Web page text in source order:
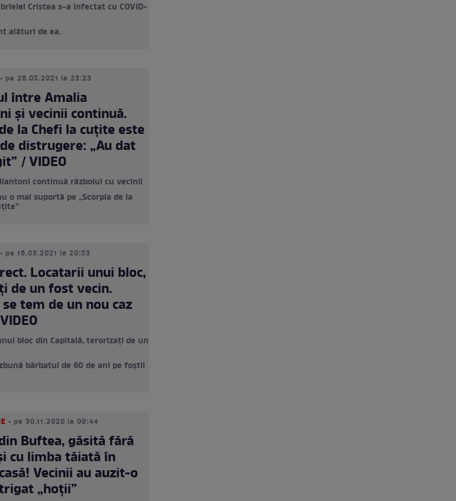
Cristea s-a infectat cu COVID-
alături de ea.
• pe 28.05.2021 la 23:23
între Amalia
și vecinii continuă.
la Chefi la cuțite este
distrugere: „Au dat
/ VIDEO
continuă războiul cu vecinii
o mai suportă pe „Scorpia de la
• pe 16.03.2021 la 20:53
Locatarii unui bloc,
de un fost vecin.
tem de un nou caz
bloc din Capitală, terorizați de un
bărbatul de 60 de ani pe foștii
• pe 30.11.2020 la 09:44
Buftea, găsită fără
cu limba tăiată în
Vecinii au auzit-o
„hoții”